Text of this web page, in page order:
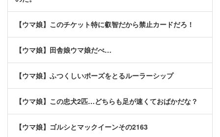
【ウマ娘】このチケット特に叡智だから禁止カードだろ！
【ウマ娘】田舎娘ウマ娘だべ…
【ウマ娘】ふつくしいポーズをとるルーラーシップ
【ウマ娘】この忠犬2匹…どちらも足が速くておばかだな？
【ウマ娘】ゴルシとマックイーンその2163